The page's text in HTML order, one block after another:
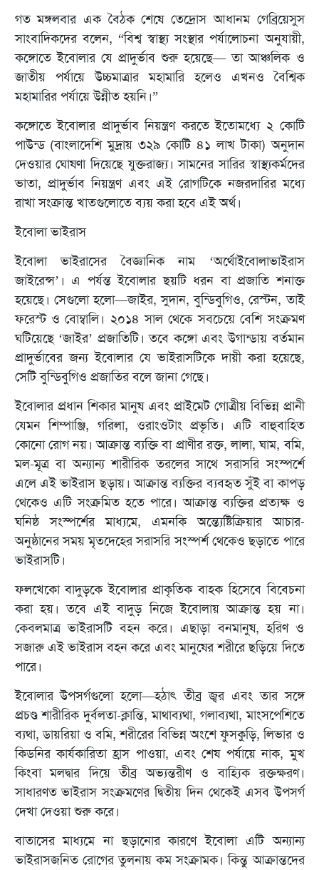
গত মঙ্গলবার এক বৈঠক শেষে তেদ্রোস আধানম গেব্রিয়েসুস
সাংবাদিকদের বলেন, “বিশ্ব স্বাস্থ্য সংস্থার পর্যালোচনা অনুযায়ী,
কঙ্গোতে ইবোলার যে প্রাদুর্ভাব শুরু হয়েছে— তা আঞ্চলিক ও
জাতীয় পর্যায়ে উচ্চমাত্রার মহামারি হলেও এখনও বৈশ্বিক
মহামারির পর্যায়ে উন্নীত হয়নি।”
কঙ্গোতে ইবোলার প্রাদুর্ভাব নিয়ন্ত্রণ করতে ইতোমধ্যে ২ কোটি
পাউন্ড (বাংলাদেশি মুদ্রায় ৩২৯ কোটি ৪১ লাখ টাকা) অনুদান
দেওয়ার ঘোষণা দিয়েছে যুক্তরাজ্য। সামনের সারির স্বাস্থ্যকর্মদের
ভাতা, প্রাদুর্ভাব নিয়ন্ত্রণ এবং এই রোগটিকে নজরদারির মধ্যে
রাখা সংক্রান্ত খাতগুলোতে ব্যয় করা হবে এই অর্থ।
ইবোলা ভাইরাস
ইবোলা ভাইরাসের বৈজ্ঞানিক নাম ‘অর্থোইবোলাভাইরাস
জাইরেন্স’। এ পর্যন্ত ইবোলার ছয়টি ধরন বা প্রজাতি শনাক্ত
হয়েছে। সেগুলো হলো—জাইর, সুদান, বুন্ডিবুগিও, রেস্টন, তাই
ফরেস্ট ও বোম্বালি। ২০১৪ সাল থেকে সবচেয়ে বেশি সংক্রমণ
ঘটিয়েছে ‘জাইর’ প্রজাতিটি। তবে কঙ্গো এবং উগান্ডায় বর্তমান
প্রাদুর্ভাবের জন্য ইবোলার যে ভাইরাসটিকে দায়ী করা হয়েছে,
সেটি বুন্ডিবুগিও প্রজাতির বলে জানা গেছে।
ইবোলার প্রধান শিকার মানুষ এবং প্রাইমেট গোত্রীয় বিভিন্ন প্রানী
যেমন শিম্পাঞ্জি, গরিলা, ওরাংওটাং প্রভৃতি। এটি বাহুবাহিত
কোনো রোগ নয়। আক্রান্ত ব্যক্তি বা প্রাণীর রক্ত, লালা, ঘাম, বমি,
মল-মূত্র বা অন্যান্য শারীরিক তরলের সাথে সরাসরি সংস্পর্শে
এলে এই ভাইরাস ছড়ায়। আক্রান্ত ব্যক্তির ব্যবহৃত সুঁই বা কাপড়
থেকেও এটি সংক্রমিত হতে পারে। আক্রান্ত ব্যক্তির প্রত্যক্ষ ও
ঘনিষ্ঠ সংস্পর্শের মাধ্যমে, এমনকি অন্ত্যেষ্টিক্রিয়ার আচার-
অনুষ্ঠানের সময় মৃতদেহের সরাসরি সংস্পর্শ থেকেও ছড়াতে পারে
ভাইরাসটি।
ফলখেকো বাদুড়কে ইবোলার প্রাকৃতিক বাহক হিসেবে বিবেচনা
করা হয়। তবে এই বাদুড় নিজে ইবোলায় আক্রান্ত হয় না।
কেবলমাত্র ভাইরাসটি বহন করে। এছাড়া বনমানুষ, হরিণ ও
সজারু এই ভাইরাস বহন করে এবং মানুষের শরীরে ছড়িয়ে দিতে
পারে।
ইবোলার উপসর্গগুলো হলো—হঠাৎ তীব্র জ্বর এবং তার সঙ্গে
প্রচণ্ড শারীরিক দুর্বলতা-ক্লান্তি, মাথাব্যথা, গলাব্যথা, মাংসপেশিতে
ব্যথা, ডায়রিয়া ও বমি, শরীরের বিভিন্ন অংশে ফুসকুড়ি, লিভার ও
কিডনির কার্যকারিতা হ্রাস পাওয়া, এবং শেষ পর্যায়ে নাক, মুখ
কিংবা মলদ্বার দিয়ে তীব্র অভ্যন্তরীণ ও বাহ্যিক রক্তক্ষরণ।
সাধারণত ভাইরাস সংক্রমণের দ্বিতীয় দিন থেকেই এসব উপসর্গ
দেখা দেওয়া শুরু করে।
বাতাসের মাধ্যমে না ছড়ানোর কারণে ইবোলা এটি অন্যান্য
ভাইরাসজনিত রোগের তুলনায় কম সংক্রামক। কিন্তু আক্রান্তদের